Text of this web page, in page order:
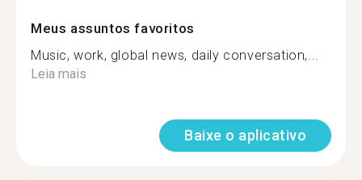
Meus assuntos favoritos
Music, work, global news, daily conversation,...
Leia mais
Baixe o aplicativo